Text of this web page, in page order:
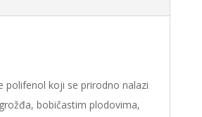
polifenol koji se prirodno nalazi
bobičastim plodovima,